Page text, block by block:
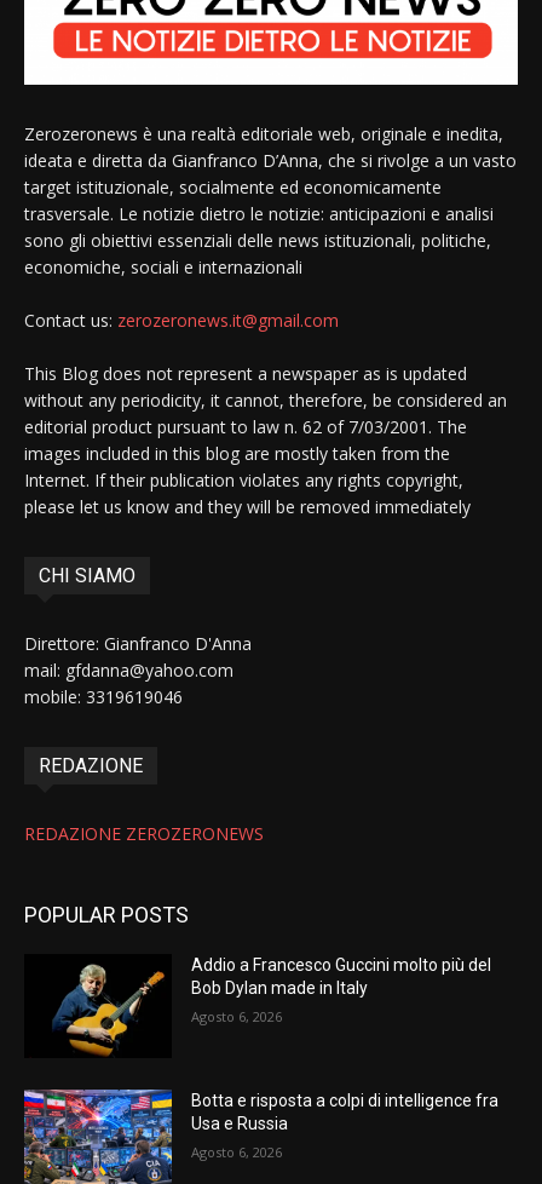
Zerozeronews è una realtà editoriale web, originale e inedita,
ideata e diretta da Gianfranco D’Anna, che si rivolge a un vasto
target istituzionale, socialmente ed economicamente
trasversale. Le notizie dietro le notizie: anticipazioni e analisi
sono gli obiettivi essenziali delle news istituzionali, politiche,
economiche, sociali e internazionali
Contact us: zerozeronews.it@gmail.com
This Blog does not represent a newspaper as is updated
without any periodicity, it cannot, therefore, be considered an
editorial product pursuant to law n. 62 of 7/03/2001. The
images included in this blog are mostly taken from the
Internet. If their publication violates any rights copyright,
please let us know and they will be removed immediately
CHI SIAMO
Direttore: Gianfranco D'Anna
mail: gfdanna@yahoo.com
mobile: 3319619046
REDAZIONE
REDAZIONE ZEROZERONEWS
POPULAR POSTS
Addio a Francesco Guccini molto più del
Bob Dylan made in Italy
Agosto 6, 2026
Botta e risposta a colpi di intelligence fra
Usa e Russia
Agosto 6, 2026